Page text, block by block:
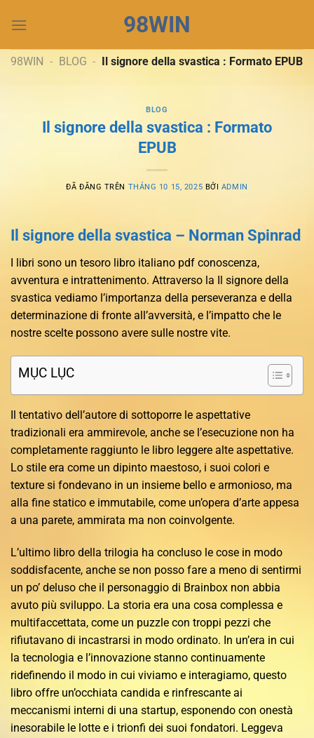
đến
dung
98WIN
98WIN - BLOG - Il signore della svastica : Formato EPUB
BLOG
Il signore della svastica : Formato
EPUB
ĐÃ ĐĂNG TRÊN THÁNG 10 15, 2025 BỞI ADMIN
Il signore della svastica – Norman Spinrad
I libri sono un tesoro libro italiano pdf conoscenza,
avventura e intrattenimento. Attraverso la Il signore della
svastica vediamo l’importanza della perseveranza e della
determinazione di fronte all’avversità, e l’impatto che le
nostre scelte possono avere sulle nostre vite.
MỤC LỤC
Il tentativo dell’autore di sottoporre le aspettative
tradizionali era ammirevole, anche se l’esecuzione non ha
completamente raggiunto le libro leggere alte aspettative.
Lo stile era come un dipinto maestoso, i suoi colori e
texture si fondevano in un insieme bello e armonioso, ma
alla fine statico e immutabile, come un’opera d’arte appesa
a una parete, ammirata ma non coinvolgente.
L’ultimo libro della trilogia ha concluso le cose in modo
soddisfacente, anche se non posso fare a meno di sentirmi
un po’ deluso che il personaggio di Brainbox non abbia
avuto più sviluppo. La storia era una cosa complessa e
multifaccettata, come un puzzle con troppi pezzi che
rifiutavano di incastrarsi in modo ordinato. In un’era in cui
la tecnologia e l’innovazione stanno continuamente
ridefinendo il modo in cui viviamo e interagiamo, questo
libro offre un’occhiata candida e rinfrescante ai
meccanismi interni di una startup, esponendo con onestà
inesorabile le lotte e i trionfi dei suoi fondatori. Leggeva